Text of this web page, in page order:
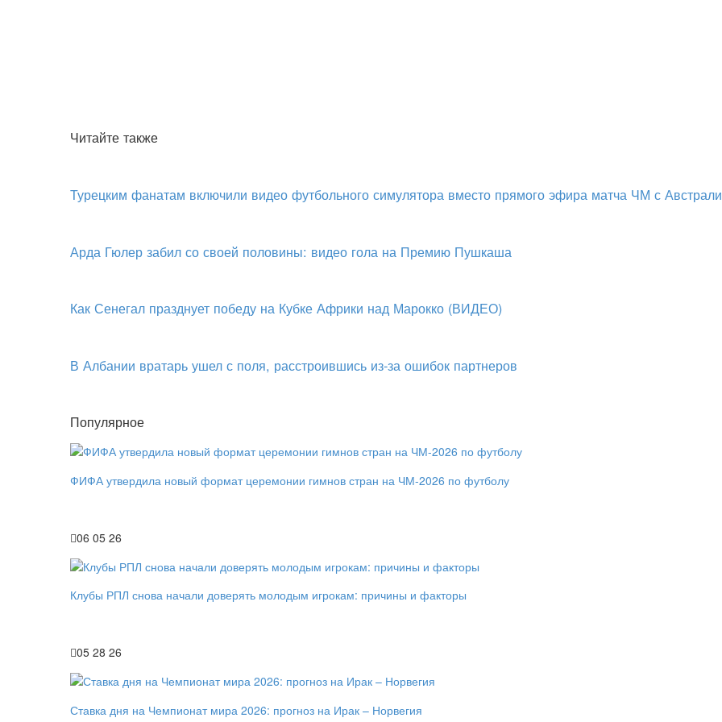
Читайте также
Турецким фанатам включили видео футбольного симулятора вместо прямого эфира матча ЧМ с
Арда Гюлер забил со своей половины: видео гола на Премию Пушкаша
Как Сенегал празднует победу на Кубке Африки над Марокко (ВИДЕО)
В Албании вратарь ушел с поля, расстроившись из-за ошибок партнеров
Популярное
ФИФА утвердила новый формат церемонии гимнов стран на ЧМ-2026 по футболу
06 05 26
Клубы РПЛ снова начали доверять молодым игрокам: причины и факторы
05 28 26
Ставка дня на Чемпионат мира 2026: прогноз на Ирак – Норвегия